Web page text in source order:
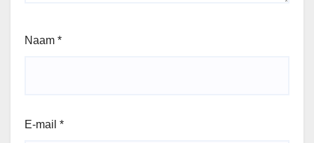
Naam *
E-mail *